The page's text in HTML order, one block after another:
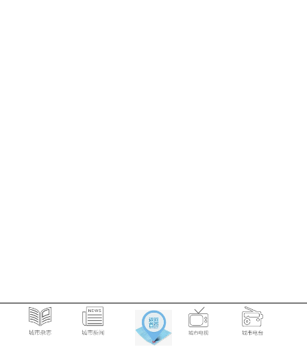
© 2026城市新闻网icitynews 沪ICP备18043052号网站地图 测试登陆
sniper